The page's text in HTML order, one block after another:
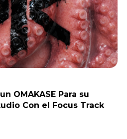
OMAKASE Para su
Con el Focus Track